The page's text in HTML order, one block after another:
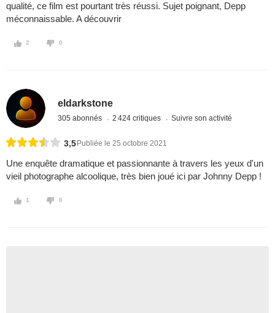
qualité, ce film est pourtant très réussi. Sujet poignant, Depp
méconnaissable. A découvrir
2 0
eldarkstone
305 abonnés 2 424 critiques Suivre son activité
3,5 Publiée le 25 octobre 2021
Une enquête dramatique et passionnante à travers les yeux d'un
vieil photographe alcoolique, très bien joué ici par Johnny Depp !
1 0